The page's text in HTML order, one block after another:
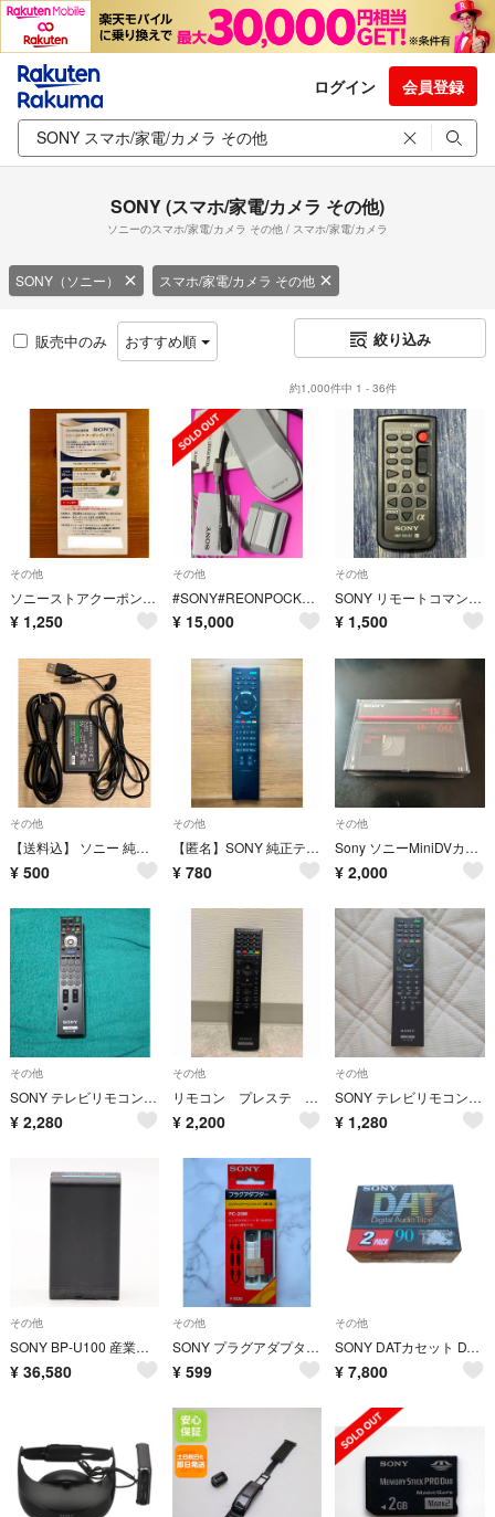
ログイン 会員登録
SONY (スマホ/家電/カメラ その他)
ソニーのスマホ/家電/カメラ その他 / スマホ/家電/カメラ
SONY（ソニー） スマホ/家電/カメラ その他
販売中のみ おすすめ順 絞り込み
約1,000件中 1 - 36件
その他
ソニーストアクーポン2026
¥ 1,250
その他
#SONY#REONPOCKETPRO
¥ 15,000
その他
SONY リモートコマンダー RMT-DSLR2
¥ 1,500
その他
【送料込】 ソニー 純正ACアダプター XA-AC13(通電確認済み) PSP用USB充電ケーブルのおまけ付き
¥ 500
その他
【匿名】SONY 純正テレビリモコン RM-JD021 BRAVIA
¥ 780
その他
Sony ソニーMiniDVカセットＤＶＭ６０ ME 1本
¥ 2,000
その他
SONY テレビリモコン RM-JD015 純正 未使用品
¥ 2,280
その他
リモコン プレステ BD
¥ 2,200
その他
SONY テレビリモコン RM-JD020
¥ 1,280
その他
SONY BP-U100 産業用機械器具用リチウムイオン蓄電池 #205
¥ 36,580
その他
SONY プラグアダプター PC-20M
¥ 599
その他
SONY DATカセット DT-90RA ２個セット
¥ 7,800